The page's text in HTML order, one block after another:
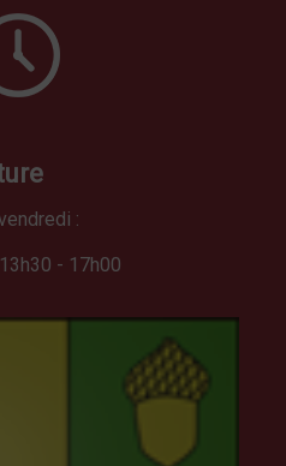
:
- 17h00